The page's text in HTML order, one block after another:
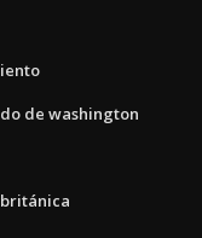
de washington